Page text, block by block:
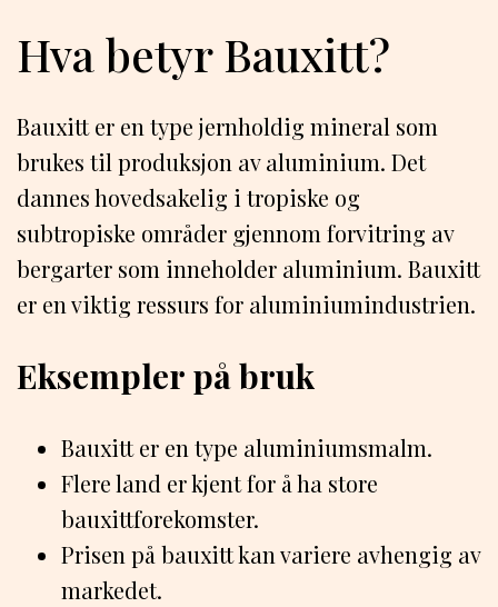
Hva betyr Bauxitt?
Bauxitt er en type jernholdig mineral som
brukes til produksjon av aluminium. Det
dannes hovedsakelig i tropiske og
subtropiske områder gjennom forvitring av
bergarter som inneholder aluminium. Bauxitt
er en viktig ressurs for aluminiumindustrien.
Eksempler på bruk
Bauxitt er en type aluminiumsmalm.
Flere land er kjent for å ha store
bauxittforekomster.
Prisen på bauxitt kan variere avhengig av
markedet.